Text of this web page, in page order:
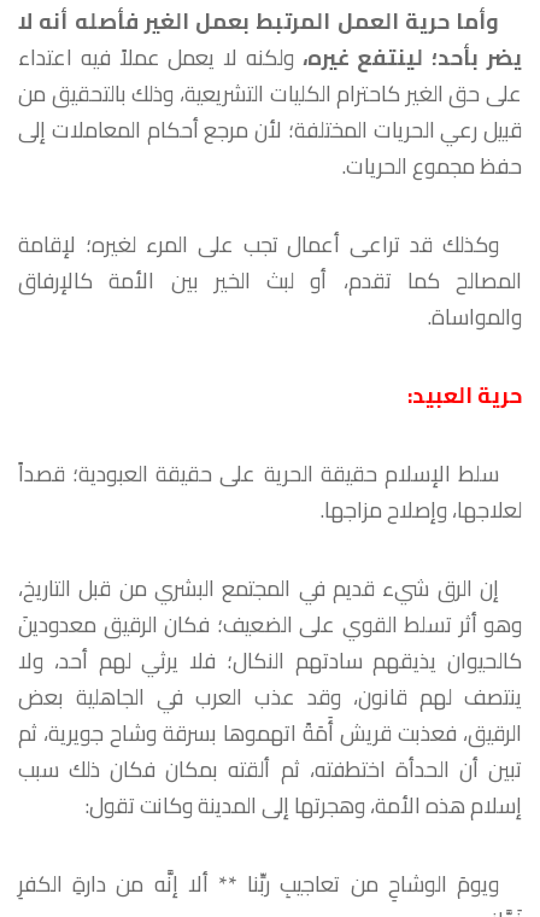
وأما حرية العمل المرتبط بعمل الغير فأصله أنه لا
يضر بأحد؛ لينتفع غيره، ولكنه لا يعمل عملاً فيه اعتداء
على حق الغير كاحترام الكليات التشريعية، وذلك بالتحقيق من
قبيل رعي الحريات المختلفة؛ لأن مرجع أحكام المعاملات إلى
حفظ مجموع الحريات.
وكذلك قد تراعى أعمال تجب على المرء لغيره؛ لإقامة
المصالح كما تقدم، أو لبث الخير بين الأمة كالإرفاق
والمواساة.
حرية العبيد:
سلط الإسلام حقيقة الحرية على حقيقة العبودية؛ قصداً
لعلاجها، وإصلاح مزاجها.
إن الرق شيء قديم في المجتمع البشري من قبل التاريخ،
وهو أثر تسلط القوي على الضعيف؛ فكان الرقيق معدودينَ
كالحيوان يذيقهم سادتهم النكال؛ فلا يرثي لهم أحد، ولا
ينتصف لهم قانون، وقد عذب العرب في الجاهلية بعض
الرقيق، فعذبت قريش أَمَةً اتهموها بسرقة وشاح جويرية، ثم
تبين أن الحدأة اختطفته، ثم ألقته بمكان فكان ذلك سبب
إسلام هذه الأمة، وهجرتها إلى المدينة وكانت تقول:
ويومَ الوشاحِ من تعاجيبِ ربِّنا ** ألا إنَّه من دارةِ الكفرِ